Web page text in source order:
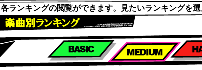
各ランキングの閲覧ができます。見たいランキングを選
楽曲別スコアランキング